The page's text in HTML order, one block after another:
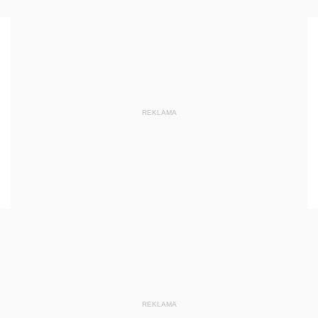
REKLAMA
REKLAMA